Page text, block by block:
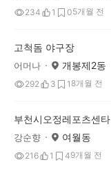
234 1 05개월 전
고척돔 야구장
어머나 개봉제2동
292 3 1 8개월 전
부천시오정레포츠센타
강순향 여월동
216 1 49개월 전